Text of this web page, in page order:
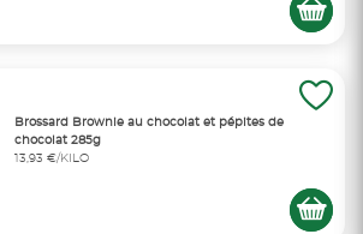
Brossard Brownie au chocolat et pépites de
chocolat 285g
13,93 €/KILO